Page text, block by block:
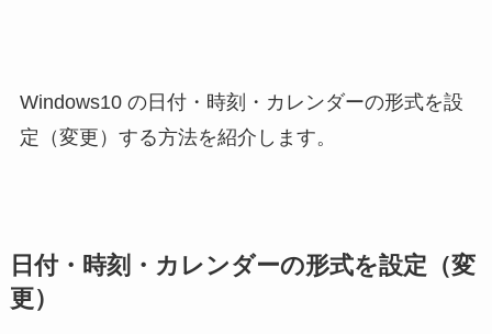
Windows10 の日付・時刻・カレンダーの形式を設
定（変更）する方法を紹介します。
日付・時刻・カレンダーの形式を設定（変
更）